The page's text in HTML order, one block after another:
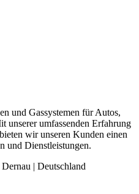
und Gassystemen für Autos,
unserer umfassenden Erfahrung
wir unseren Kunden einen
und Dienstleistungen.
| Deutschland